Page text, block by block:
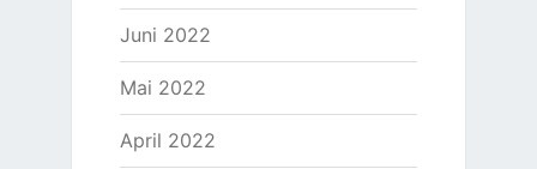
Juni 2022
Mai 2022
April 2022